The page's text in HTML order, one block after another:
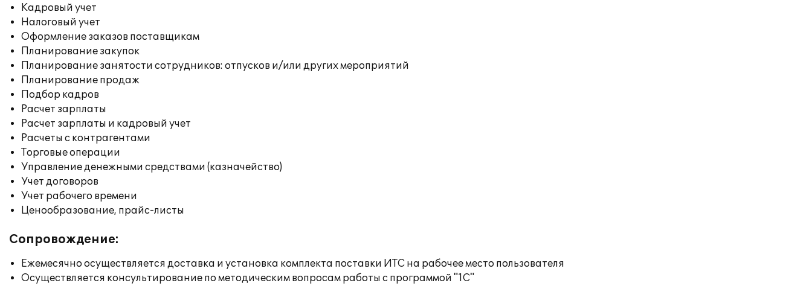
Кадровый учет
Налоговый учет
Оформление заказов поставщикам
Планирование закупок
Планирование занятости сотрудников: отпусков и/или других мероприятий
Планирование продаж
Подбор кадров
Расчет зарплаты
Расчет зарплаты и кадровый учет
Расчеты с контрагентами
Торговые операции
Управление денежными средствами (казначейство)
Учет договоров
Учет рабочего времени
Ценообразование, прайс-листы
Сопровождение:
Ежемесячно осуществляется доставка и установка комплекта поставки ИТС на рабочее место пользователя
Осуществляется консультирование по методическим вопросам работы с программой "1С"